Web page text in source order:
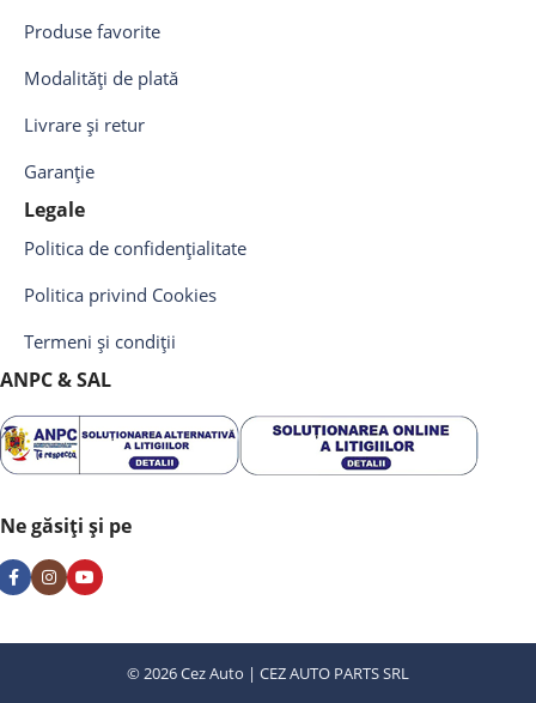
Produse favorite
Modalități de plată
Livrare și retur
Garanție
Legale
Politica de confidențialitate
Politica privind Cookies
Termeni și condiții
ANPC & SAL
Ne găsiți și pe
© 2026 Cez Auto | CEZ AUTO PARTS SRL